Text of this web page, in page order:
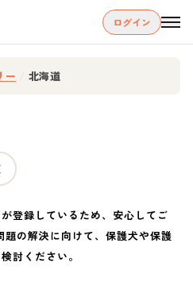
ログイン
ー 北海道
登録しているため、安心してご
の解決に向けて、保護犬や保護
討ください。